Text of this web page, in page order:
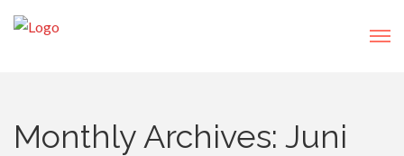
Monthly Archives: Juni